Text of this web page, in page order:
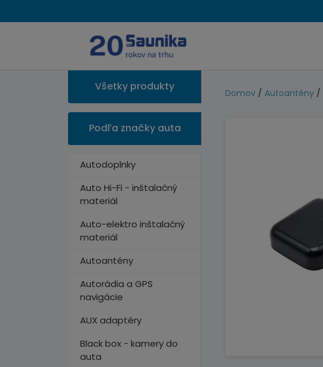
Všetky produkty
Podľa značky auta
Autodoplnky
Auto Hi-Fi - inštalačný
materiál
Auto-elektro inštalačný
materiál
Autoantény
Autorádia a GPS
navigácie
AUX adaptéry
Black box - kamery do
auta
Domov /Autoantény /